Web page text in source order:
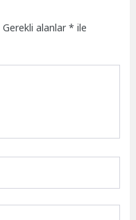
Gerekli alanlar* ile